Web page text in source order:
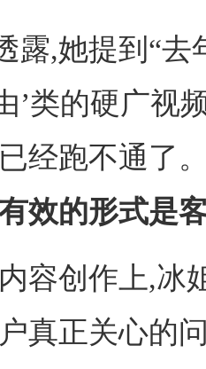
,她提到“去
’类的硬广视
经跑不通了
效的形式是
创作上,冰
真正关心的